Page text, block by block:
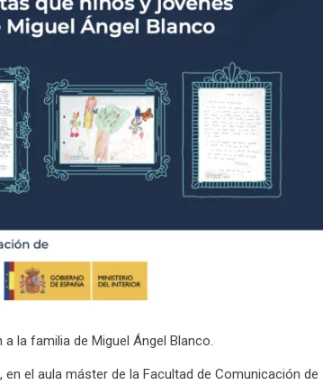
la familia de Miguel Ángel Blanco.
el aula máster de la Facultad de Comunicación de